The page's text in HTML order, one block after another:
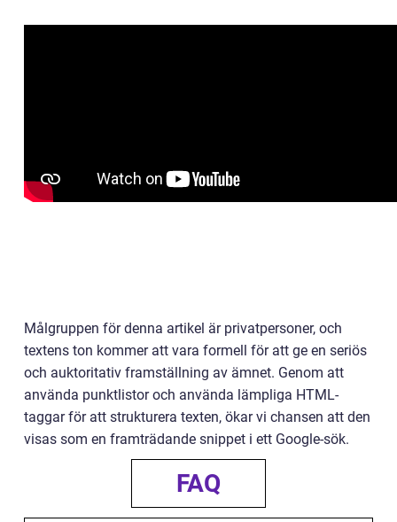
Målgruppen för denna artikel är privatpersoner, och
textens ton kommer att vara formell för att ge en seriös
och auktoritativ framställning av ämnet. Genom att
använda punktlistor och använda lämpliga HTML-
taggar för att strukturera texten, ökar vi chansen att den
visas som en framträdande snippet i ett Google-sök.
FAQ